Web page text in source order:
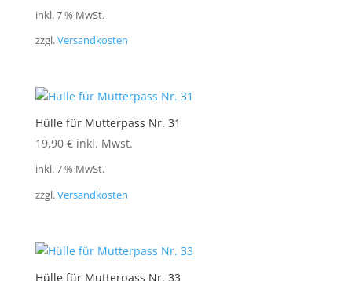
inkl. 7 % MwSt.
zzgl.Versandkosten
Hülle für Mutterpass Nr. 31
19,90 € inkl. Mwst.
inkl. 7 % MwSt.
zzgl.Versandkosten
Hülle für Mutterpass Nr. 33